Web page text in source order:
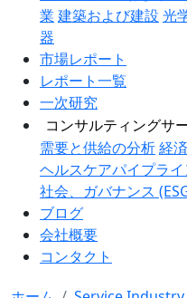
業 建築および建設 光
器
市場レポート
レポート一覧
一次研究
コンサルティングサ
需要と供給の分析経
ヘルスケアパイプラ
社会、ガバナンス
ブログ
会社概要
コンタクト